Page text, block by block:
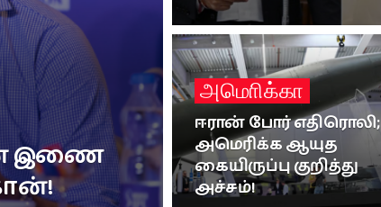
இணை
அமொிக்கா
ஈரான் போர் எதிரொலி;
அமெரிக்க ஆயுத
கையிருப்பு குறித்து
அச்சம்!